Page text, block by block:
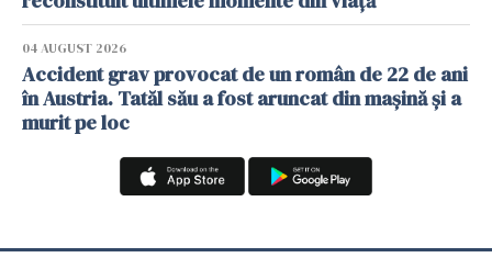
04 AUGUST 2026
Accident grav provocat de un român de 22 de ani
în Austria. Tatăl său a fost aruncat din mașină și a
murit pe loc